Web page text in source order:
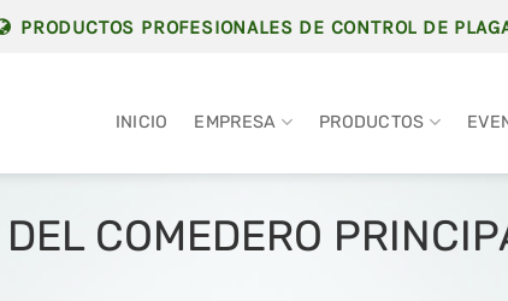
PRODUCTOS PROFESIONALES DE CONTROL DE
INICIO EMPRESA PRODUCTOS
COMEDERO